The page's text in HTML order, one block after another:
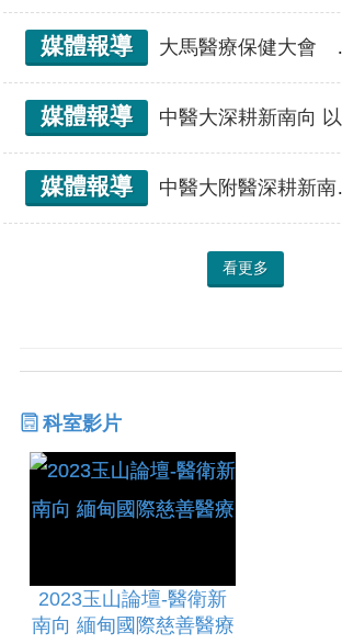
媒體報導 大馬醫療保健大會 台照護機器人成亮點
媒體報導 中醫大深耕新南向 以醫待產提升台灣醫療能見度
媒體報導 中醫大附醫深耕新南向 「以醫帶產」成果持續擴大
看更多
科室影片
2023玉山論壇-醫衛新
南向 緬甸國際慈善醫療